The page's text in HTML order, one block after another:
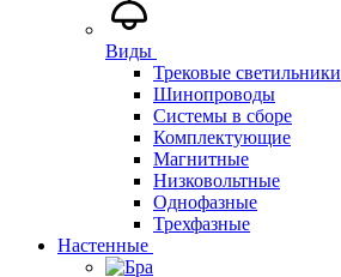
Виды
Трековые светильники
Шинопроводы
Системы в сборе
Комплектующие
Магнитные
Низковольтные
Однофазные
Трехфазные
Настенные